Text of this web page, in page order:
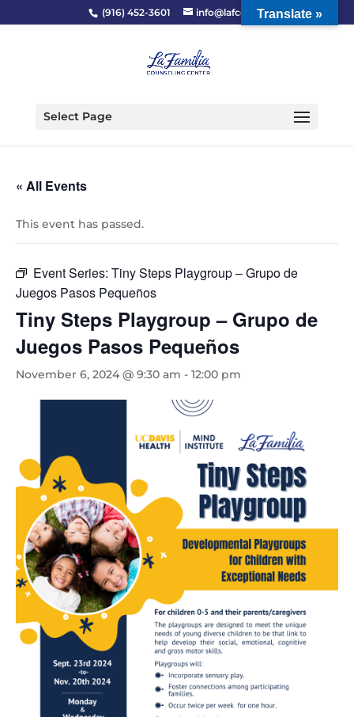
(916) 452-3601 info@lafcc.org
Select Page
« All Events
This event has passed.
Event Series: Tiny Steps Playgroup – Grupo de
Juegos Pasos Pequeños
Tiny Steps Playgroup – Grupo de
Juegos Pasos Pequeños
November 6, 2024 @ 9:30 am - 12:00 pm
Translate »